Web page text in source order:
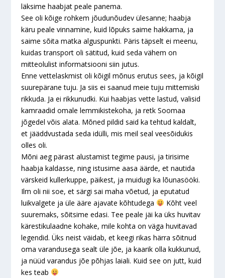
läksime haabjat peale panema.
See oli kõige rohkem jõudunõudev ülesanne; haabja
käru peale vinnamine, kuid lõpuks saime hakkama, ja
saime sõita matka alguspunkti. Päris täpselt ei meenu,
kuidas transport oli sätitud, kuid seda vähem on
mitteolulist informatsiooni siin jutus.
Enne vettelaskmist oli kõigil mõnus erutus sees, ja kõigil
suurepärane tuju. Ja siis ei saanud meie tuju mittemiski
rikkuda. Ja ei rikkunudki. Kui haabjas vette lastud, valisid
kamraadid omale lemmikistekoha, ja retk Soomaa
jõgedel võis alata. Mõned pildid said ka tehtud kaldalt,
et jääddvustada seda idülli, mis meil seal veesõidukis
olles oli.
Mõni aeg pärast alustamist tegime pausi, ja tirisime
haabja kaldasse, ning istusime aasa äärde, et nautida
värskeid kullerkuppe, päikest, ja muidugi ka lõunasööki.
Ilm oli nii soe, et särgi sai maha võetud, ja eputatud
luikvalgete ja üle ääre ajavate kõhtudega
Kõht veel
suuremaks, sõitsime edasi. Tee peale jäi ka üks huvitav
kärestikulaadne kohake, mile kohta on väga huvitavad
legendid. Üks neist väidab, et keegi rikas härra sõitnud
oma varandusega sealt üle jõe, ja kaarik olla kukkunud,
ja nüüd varandus jõe põhjas laiali. Kuid see on jutt, kuid
kes teab